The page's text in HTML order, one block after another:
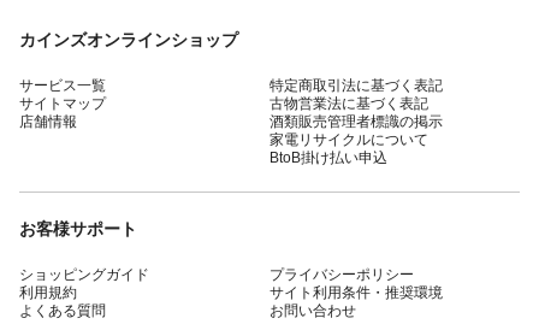
カインズオンラインショップ
サービス一覧
サイトマップ
店舗情報
特定商取引法に基づく表記
古物営業法に基づく表記
酒類販売管理者標識の掲示
家電リサイクルについて
BtoB掛け払い申込
お客様サポート
ショッピングガイド
利用規約
よくある質問
プライバシーポリシー
サイト利用条件・推奨環境
お問い合わせ